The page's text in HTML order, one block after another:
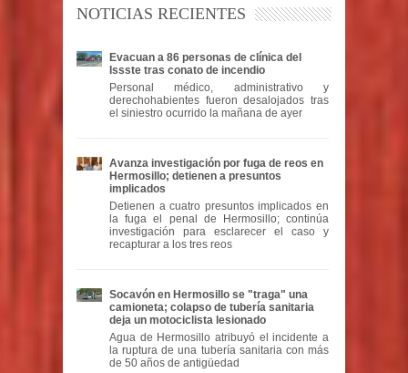
NOTICIAS RECIENTES
Evacuan a 86 personas de clínica del
Issste tras conato de incendio
Personal médico, administrativo y
derechohabientes fueron desalojados tras
el siniestro ocurrido la mañana de ayer
Avanza investigación por fuga de reos en
Hermosillo; detienen a presuntos
implicados
Detienen a cuatro presuntos implicados en
la fuga el penal de Hermosillo; continúa
investigación para esclarecer el caso y
recapturar a los tres reos
Socavón en Hermosillo se "traga" una
camioneta; colapso de tubería sanitaria
deja un motociclista lesionado
Agua de Hermosillo atribuyó el incidente a
la ruptura de una tubería sanitaria con más
de 50 años de antigüedad